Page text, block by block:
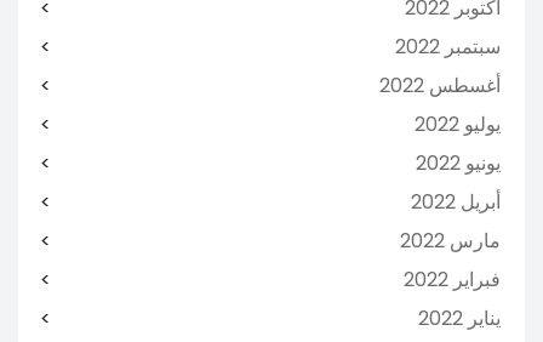
أكتوبر 2022
سبتمبر 2022
أغسطس 2022
يوليو 2022
يونيو 2022
أبريل 2022
مارس 2022
فبراير 2022
يناير 2022